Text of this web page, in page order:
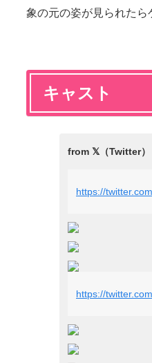
象の元の姿が見られたら
キャスト
https://
https://